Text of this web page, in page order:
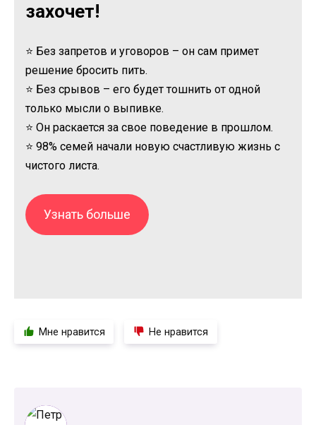
захочет!
⭐ Без запретов и уговоров – он сам примет
решение бросить пить.
⭐ Без срывов – его будет тошнить от одной
только мысли о выпивке.
⭐ Он раскается за свое поведение в прошлом.
⭐ 98% семей начали новую счастливую жизнь с
чистого листа.
Узнать больше
Мне нравится Не нравится